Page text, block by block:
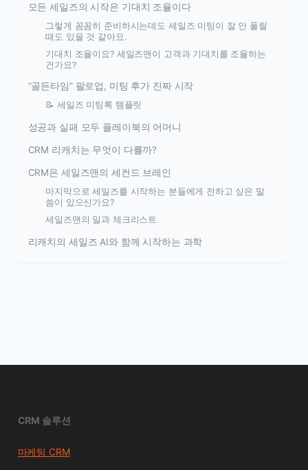
모든 세일즈의 시작은 기대치 조율이다
그렇게 꼼꼼히 준비하시는데도 세일즈 미팅이 잘 안 풀릴
때도 있을 것 같아요.
기대치 조율이요? 세일즈맨이 고객과 기대치를 조율하는
건가요?
“골든타임” 팔로업, 미팅 후가 진짜 시작
📝 세일즈 미팅록 템플릿
성공과 실패 모두 플레이북의 어머니
CRM 리캐치는 무엇이 다를까?
CRM은 세일즈맨의 세컨드 브레인
마지막으로 세일즈를 시작하는 분들에게 전하고 싶은 말
씀이 있으신가요?
세일즈맨의 일과 체크리스트
리캐치의 세일즈 AI와 함께 시작하는 과학
CRM 솔루션
마케팅 CRM